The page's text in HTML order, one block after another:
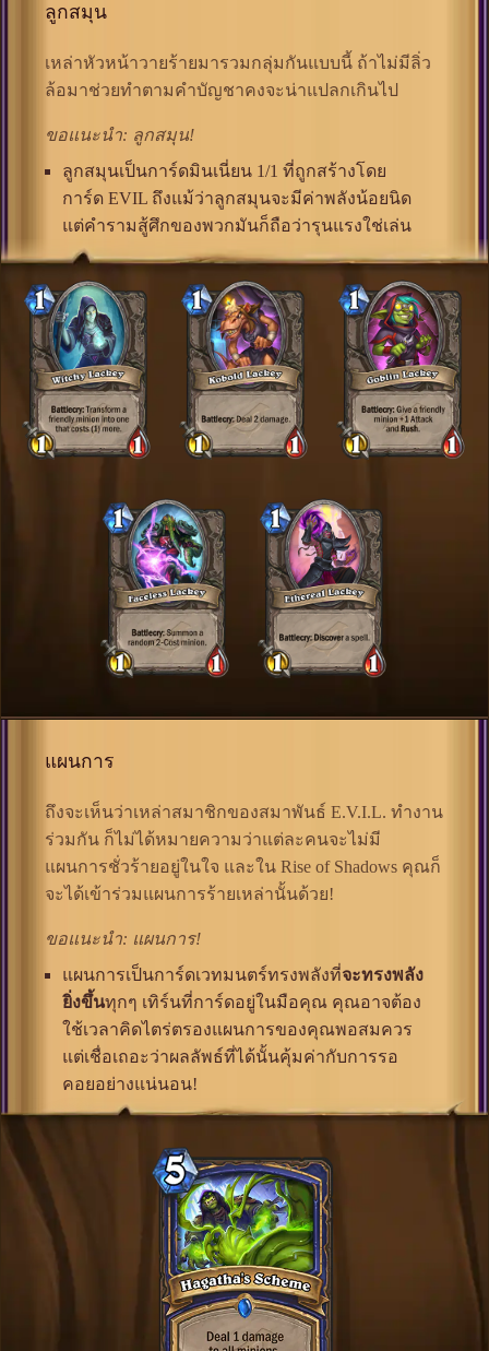
ลูกสมุน
เหล่าหัวหน้าวายร้ายมารวมกลุ่มกันแบบนี้ ถ้าไม่มีลิ่ว
ล้อมาช่วยทำตามคำบัญชาคงจะน่าแปลกเกินไป
ขอแนะนำ: ลูกสมุน!
ลูกสมุนเป็นการ์ดมินเนี่ยน 1/1 ที่ถูกสร้างโดย
การ์ด EVIL ถึงแม้ว่าลูกสมุนจะมีค่าพลังน้อยนิด
แต่คำรามสู้ศึกของพวกมันก็ถือว่ารุนแรงใช่เล่น
แผนการ
ถึงจะเห็นว่าเหล่าสมาชิกของสมาพันธ์ E.V.I.L. ทำงาน
ร่วมกัน ก็ไม่ได้หมายความว่าแต่ละคนจะไม่มี
แผนการชั่วร้ายอยู่ในใจ และใน Rise of Shadows คุณก็
จะได้เข้าร่วมแผนการร้ายเหล่านั้นด้วย!
ขอแนะนำ: แผนการ!
แผนการเป็นการ์ดเวทมนตร์ทรงพลังที่จะทรงพลัง
ยิ่งขึ้นทุกๆ เทิร์นที่การ์ดอยู่ในมือคุณ คุณอาจต้อง
ใช้เวลาคิดไตร่ตรองแผนการของคุณพอสมควร
แต่เชื่อเถอะว่าผลลัพธ์ที่ได้นั้นคุ้มค่ากับการรอ
คอยอย่างแน่นอน!